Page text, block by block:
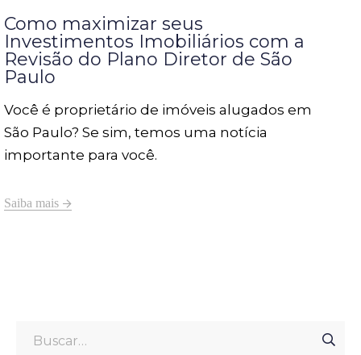
Como maximizar seus
Investimentos Imobiliários com a
Revisão do Plano Diretor de São
Paulo
Você é proprietário de imóveis alugados em
São Paulo? Se sim, temos uma notícia
importante para você.
Saiba mais